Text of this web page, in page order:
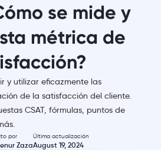
se mide y
métrica de
y utilizar eficazmente las
de la satisfacción del cliente.
CSAT, fórmulas, puntos de
por
Zaza
Última actualización
August 19, 2024